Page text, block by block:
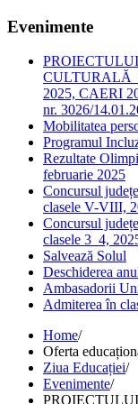
Evenimente
CULTURALĂ
2025, CAERI
nr. 3026/
Mobilitatea
Programul
Rezultate
februarie 2025
Concursul
clasele V-VIII,
Concursul
clasele 3_4,
Salvează Solul
Deschiderea
Ambasadorii
Admiterea în
Home/
Oferta
Ziua Educației/
Evenimente/